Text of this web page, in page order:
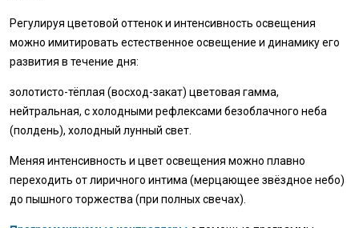
Регулируя цветовой оттенок и интенсивность освещения
можно имитировать естественное освещение и динамику его
развития в течение дня:
золотисто-тёплая (восход-закат) цветовая гамма,
нейтральная, с холодными рефлексами безоблачного неба
(полдень), холодный лунный свет.
Меняя интенсивность и цвет освещения можно плавно
переходить от лиричного интима (мерцающее звёздное небо)
до пышного торжества (при полных свечах).